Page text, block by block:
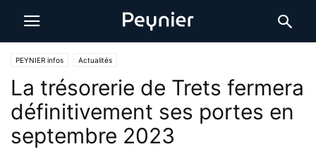
PEYNIER infos Actualités
La trésorerie de Trets fermera
définitivement ses portes en
septembre 2023